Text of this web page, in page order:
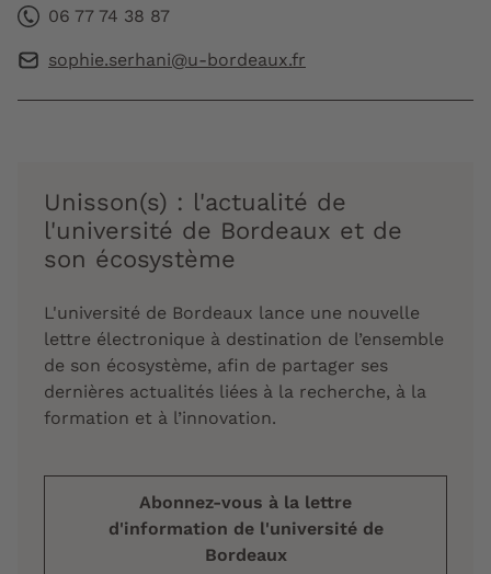
06 77 74 38 87
sophie.serhani@u-bordeaux.fr
Unisson(s) : l'actualité de
l'université de Bordeaux et de
son écosystème
L'université de Bordeaux lance une nouvelle
lettre électronique à destination de l’ensemble
de son écosystème, afin de partager ses
dernières actualités liées à la recherche, à la
formation et à l’innovation.
Abonnez-vous à la lettre
d'information de l'université de
Bordeaux